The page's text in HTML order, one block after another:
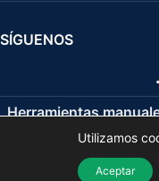
SÍGUENOS
Herramientas
Utilizamos
Aceptar